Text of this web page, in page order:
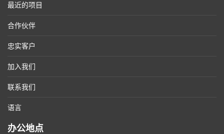
最近的项目
合作伙伴
忠实客户
加入我们
联系我们
语言
办公地点